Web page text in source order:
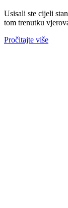
Usisali ste cijeli
tom trenutku
Pročitajte više